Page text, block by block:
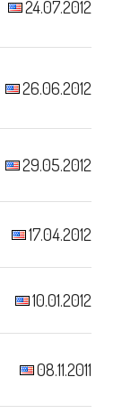
24.07.2012
26.06.2012
29.05.2012
17.04.2012
10.01.2012
08.11.2011